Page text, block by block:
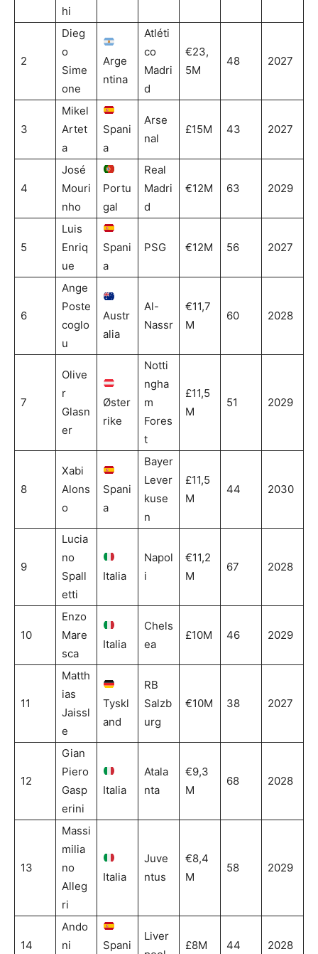
hi
2
Dieg
o
Sime
one
Arge
ntina
Atléti
co
Madri
d
€23,
5M
48 2027
3
Mikel
Artet
a
Spani
a
Arse
nal
£15M 43 2027
4
José
Mouri
nho
Portu
gal
Real
Madri
d
€12M 63 2029
5
Luis
Enriq
ue
Spani
a
PSG €12M 56 2027
6
Ange
Poste
coglo
u
Austr
alia
Al-
Nassr
€11,7
M
60 2028
7
Olive
r
Glasn
er
Øster
rike
Notti
ngha
m
Fores
t
£11,5
M
51 2029
8
Xabi
Alons
o
Spani
a
Bayer
Lever
kuse
n
£11,5
M
44 2030
9
Lucia
no
Spall
etti
Italia
Napol
i
€11,2
M
67 2028
10
Enzo
Mare
sca
Italia
Chels
ea
£10M 46 2029
11
Matth
ias
Jaissl
e
Tyskl
and
RB
Salzb
urg
€10M 38 2027
12
Gian
Piero
Gasp
erini
Italia
Atala
nta
€9,3
M
68 2028
13
Massi
milia
no
Alleg
ri
Italia
Juve
ntus
€8,4
M
58 2029
14
Ando
ni
Spani
Liver
£8M 44 2028